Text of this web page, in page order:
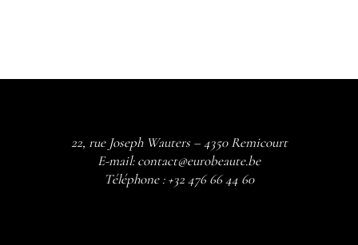
22, rue Joseph Wauters – 4350 Remicourt
E-mail:contact@eurobeaute.be
Téléphone :+32 476 66 44 60